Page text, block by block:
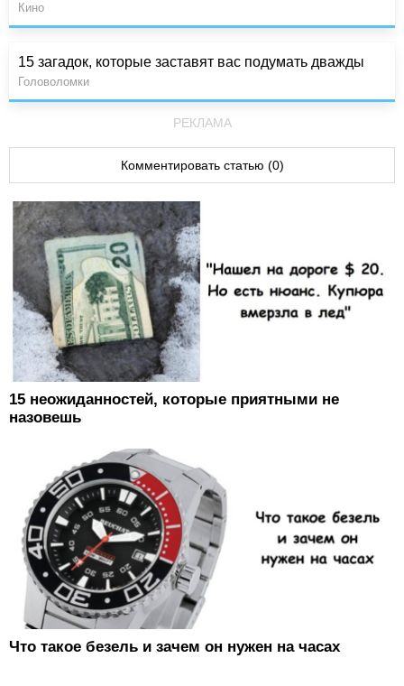
Кино
15 загадок, которые заставят вас подумать дважды
Головоломки
РЕКЛАМА
Комментировать статью (0)
15 неожиданностей, которые приятными не
назовешь
Что такое безель и зачем он нужен на часах